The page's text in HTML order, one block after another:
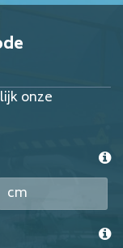
onze